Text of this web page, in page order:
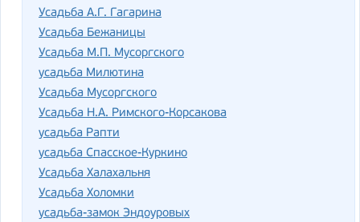
Усадьба А.Г. Гагарина
Усадьба Бежаницы
Усадьба М.П. Мусоргского
усадьба Милютина
Усадьба Мусоргского
Усадьба Н.А. Римского-Корсакова
усадьба Рапти
усадьба Спасское-Куркино
Усадьба Халахальня
Усадьба Холомки
усадьба-замок Эндоуровых